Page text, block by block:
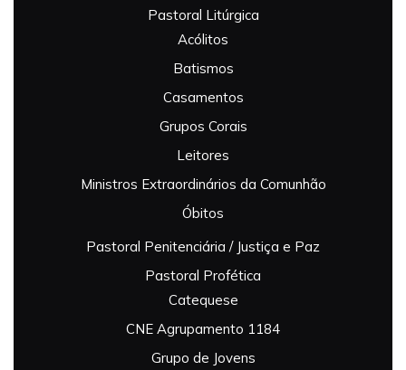
Pastoral Litúrgica
Acólitos
Batismos
Casamentos
Grupos Corais
Leitores
Ministros Extraordinários da Comunhão
Óbitos
Pastoral Penitenciária / Justiça e Paz
Pastoral Profética
Catequese
CNE Agrupamento 1184
Grupo de Jovens